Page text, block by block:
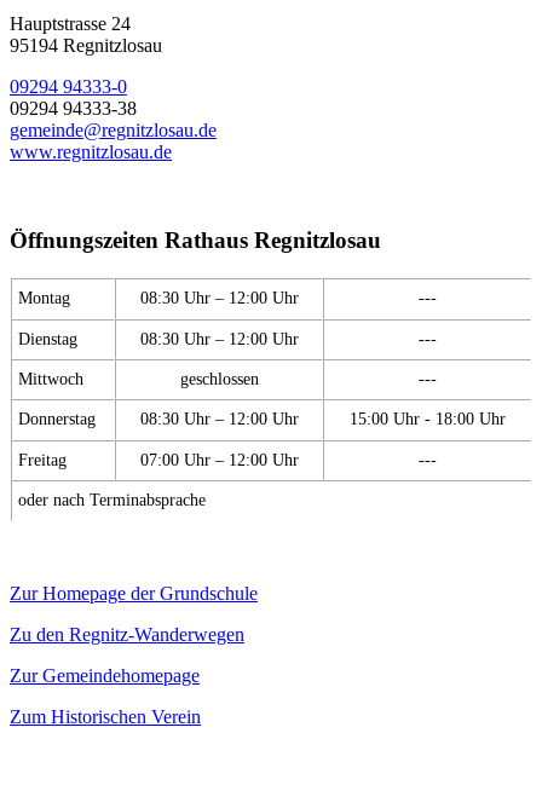
Hauptstrasse 24
95194 Regnitzlosau
09294 94333-0
09294 94333-38
gemeinde@regnitzlosau.de
www.regnitzlosau.de
Öffnungszeiten Rathaus Regnitzlosau
Montag 08:30 Uhr – 12:00 Uhr ---
Dienstag 08:30 Uhr – 12:00 Uhr ---
Mittwoch geschlossen ---
Donnerstag 08:30 Uhr – 12:00 Uhr 15:00 Uhr - 18:00 Uhr
Freitag 07:00 Uhr – 12:00 Uhr ---
oder nach Terminabsprache
Zur Homepage der Grundschule
Zu den Regnitz-Wanderwegen
Zur Gemeindehomepage
Zum Historischen Verein